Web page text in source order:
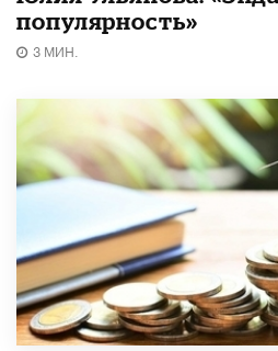
популярность»
3 МИН.